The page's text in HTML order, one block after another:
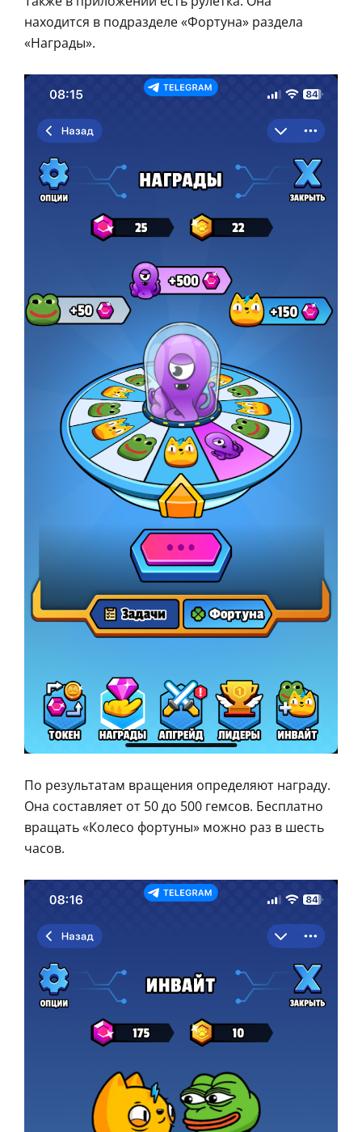
находится в подразделе «Фортуна» раздела
«Награды».
По результатам вращения определяют награду.
Она составляет от 50 до 500 гемсов. Бесплатно
вращать «Колесо фортуны» можно раз в шесть
часов.